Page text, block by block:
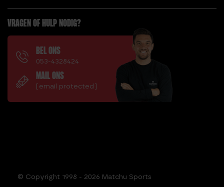
VRAGEN OF HULP NODIG?
BEL ONS
053-4328424
MAIL ONS
[email protected]
© Copyright 1998 - 2026 Matchu Sports